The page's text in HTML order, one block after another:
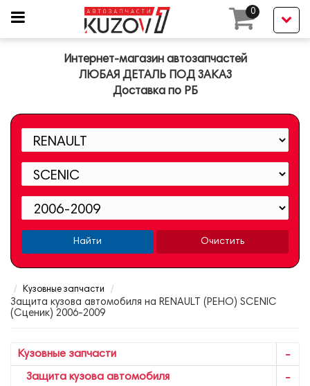
0
Интернет-магазин автозапчастей
ЛЮБАЯ ДЕТАЛЬ ПОД ЗАКАЗ
Доставка по РБ
Найти Очистить
Кузовные запчасти
Защита кузова автомобиля на RENAULT (РЕНО) SCENIC
(Сценик) 2006-2009
Кузовные запчасти
Защита кузова автомобиля